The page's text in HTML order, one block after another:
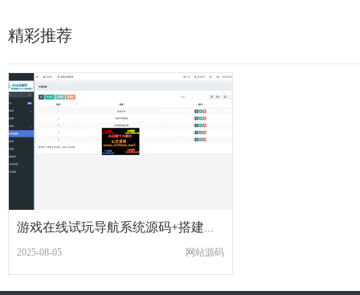
精彩推荐
2025-08-05 网站源码